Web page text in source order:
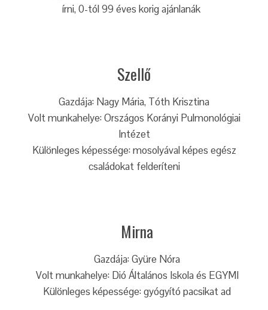
írni, 0-tól 99 éves korig ajánlanák
Szellő
Gazdája: Nagy Mária, Tóth Krisztina
Volt munkahelye: Országos Korányi Pulmonológiai
Intézet
Különleges képessége: mosolyával képes egész
családokat felderíteni
Mirna
Gazdája: Gyüre Nóra
Volt munkahelye: Dió Általános Iskola és EGYMI
Különleges képessége: gyógyító pacsikat ad